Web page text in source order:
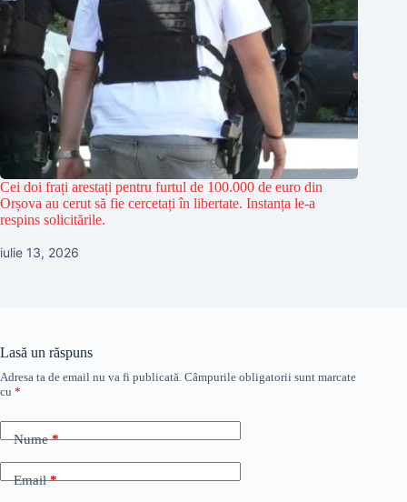
Cei doi frați arestați pentru furtul de 100.000 de euro din
Orșova au cerut să fie cercetați în libertate. Instanța le-a
respins solicitările.
iulie 13, 2026
Lasă un răspuns
Adresa ta de email nu va fi publicată. Câmpurile obligatorii sunt marcate
cu *
Nume*
Email*